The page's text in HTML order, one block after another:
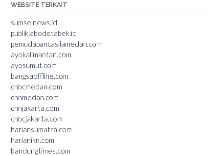
WEBSITE TERKAIT
sumselnews.id
publikjabodetabek.id
pemudapancasilamedan.com
ayokalimantan.com
ayosumut.com
bangsaoffline.com
cnbcmedan.com
cnnmedan.com
cnnjakarta.com
cnbcjakarta.com
hariansumatra.com
harianikn.com
bandungtimes.com